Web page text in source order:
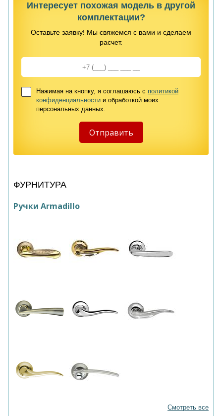
Интересует похожая модель в другой
комплектации?
Оставьте заявку! Мы свяжемся с вами и сделаем
расчет.
Нажимая на кнопку, я соглашаюсь с политикой
конфиденциальности и обработкой моих
персональных данных.
ФУРНИТУРА
Ручки Armadillo
Смотреть все